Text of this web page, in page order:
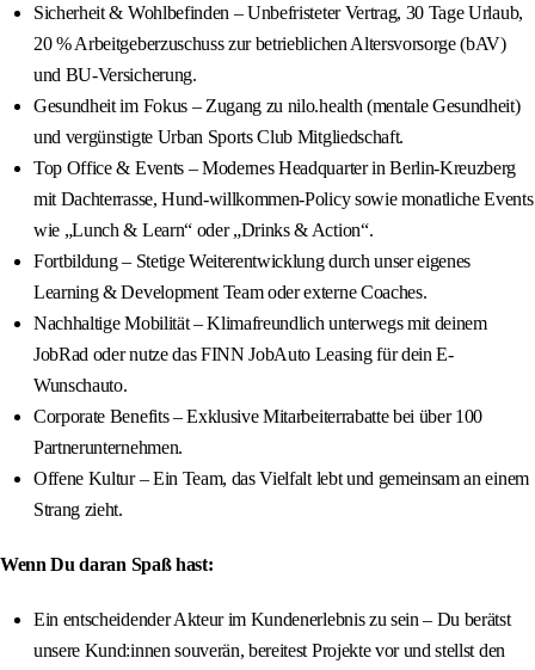
Sicherheit & Wohlbefinden – Unbefristeter Vertrag, 30 Tage Urlaub,
20 % Arbeitgeberzuschuss zur betrieblichen Altersvorsorge (bAV)
und BU-Versicherung.
Gesundheit im Fokus – Zugang zu nilo.health (mentale Gesundheit)
und vergünstigte Urban Sports Club Mitgliedschaft.
Top Office & Events – Modernes Headquarter in Berlin-Kreuzberg
mit Dachterrasse, Hund-willkommen-Policy sowie monatliche Events
wie „Lunch & Learn“ oder „Drinks & Action“.
Fortbildung – Stetige Weiterentwicklung durch unser eigenes
Learning & Development Team oder externe Coaches.
Nachhaltige Mobilität – Klimafreundlich unterwegs mit deinem
JobRad oder nutze das FINN JobAuto Leasing für dein E-
Wunschauto.
Corporate Benefits – Exklusive Mitarbeiterrabatte bei über 100
Partnerunternehmen.
Offene Kultur – Ein Team, das Vielfalt lebt und gemeinsam an einem
Strang zieht.
Wenn Du daran Spaß hast:
Ein entscheidender Akteur im Kundenerlebnis zu sein – Du berätst
unsere Kund:innen souverän, bereitest Projekte vor und stellst den